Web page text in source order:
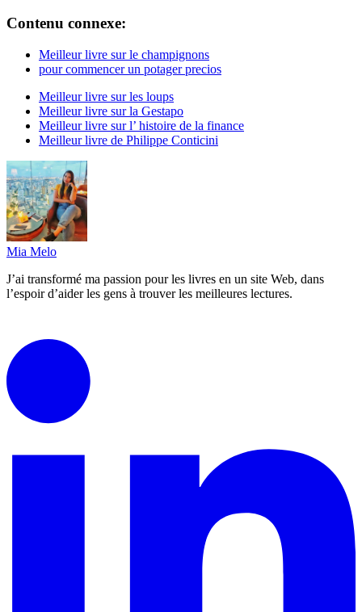
Contenu connexe:
Meilleur livre sur le champignons
pour commencer un potager precios
Meilleur livre sur les loups
Meilleur livre sur la Gestapo
Meilleur livre sur l’ histoire de la finance
Meilleur livre de Philippe Conticini
Mia Melo
J’ai transformé ma passion pour les livres en un site Web, dans
l’espoir d’aider les gens à trouver les meilleures lectures.